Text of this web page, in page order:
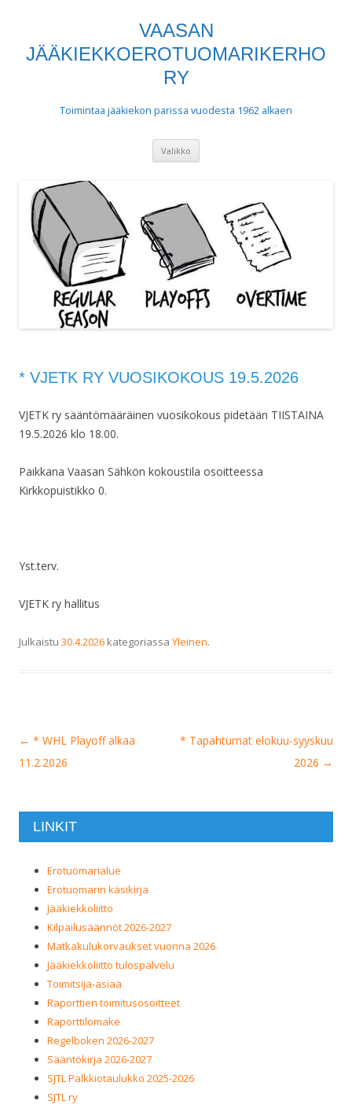
VAASAN
JÄÄKIEKKOEROTUOMARIKERHO
RY
Toimintaa jääkiekon parissa vuodesta 1962 alkaen
Valikko
* VJETK RY VUOSIKOKOUS 19.5.2026
VJETK ry sääntömääräinen vuosikokous pidetään TIISTAINA
19.5.2026 klo 18.00.
Paikkana Vaasan Sähkön kokoustila osoitteessa
Kirkkopuistikko 0.
Yst.terv.
VJETK ry hallitus
Julkaistu 30.4.2026 kategoriassa Yleinen.
Artikkelien
selaus
← * WHL Playoff alkaa
11.2.2026
* Tapahtumat elokuu-syyskuu
2026 →
LINKIT
Erotuomarialue
Erotuomarin käsikirja
Jääkiekkoliitto
Kilpailusäännöt 2026-2027
Matkakulukorvaukset vuonna 2026
Jääkiekkoliitto tulospalvelu
Toimitsija-asiaa
Raporttien toimitusosoitteet
Raporttilomake
Regelboken 2026-2027
Sääntökirja 2026-2027
SJTL Palkkiotaulukko 2025-2026
SJTL ry